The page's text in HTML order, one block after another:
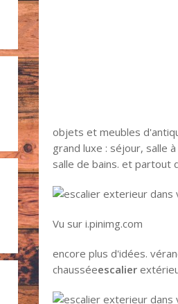
objets et meubles
grand luxe : séjour, salle
salle de bains. et partout
Vu sur i.pinimg.com
encore plus d'idées.
chausséeescalier